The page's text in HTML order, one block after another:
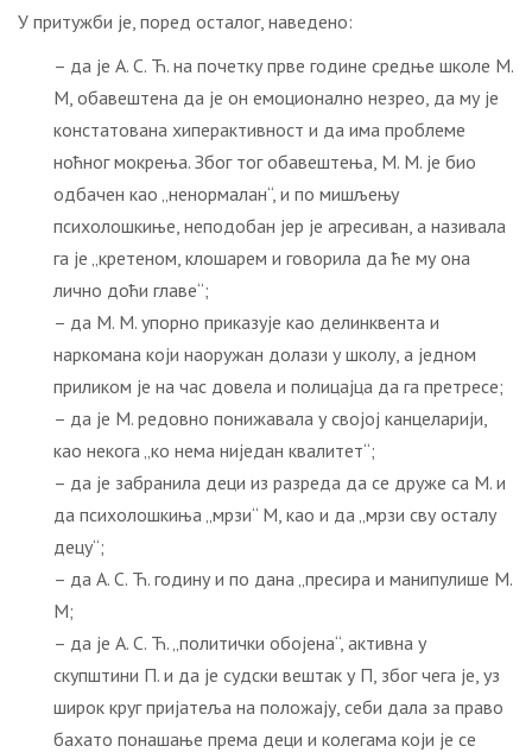
У притужби је, поред осталог, наведено:
– да је А. С. Ћ. на почетку прве године средње школе М.
М, обавештена да је он емоционално незрео, да му је
констатована хиперактивност и да има проблеме
ноћног мокрења. Због тог обавештења, М. М. је био
одбачен као „ненормалан“, и по мишљењу
психолошкиње, неподобан јер је агресиван, а називала
га је „кретеном, клошарем и говорила да ће му она
лично доћи главе“;
– да М. М. упорно приказује као делинквента и
наркомана који наоружан долази у школу, а једном
приликом је на час довела и полицајца да га претресе;
– да је М. редовно понижавала у својој канцеларији,
као некога „ко нема ниједан квалитет“;
– да је забранила деци из разреда да се друже са М. и
да психолошкиња „мрзи“ М, као и да „мрзи сву осталу
децу“;
– да А. С. Ћ. годину и по дана „пресира и манипулише М.
М;
– да је А. С. Ћ. „политички обојена“, активна у
скупштини П. и да је судски вештак у П, због чега је, уз
широк круг пријатеља на положају, себи дала за право
бахато понашање према деци и колегама који је се